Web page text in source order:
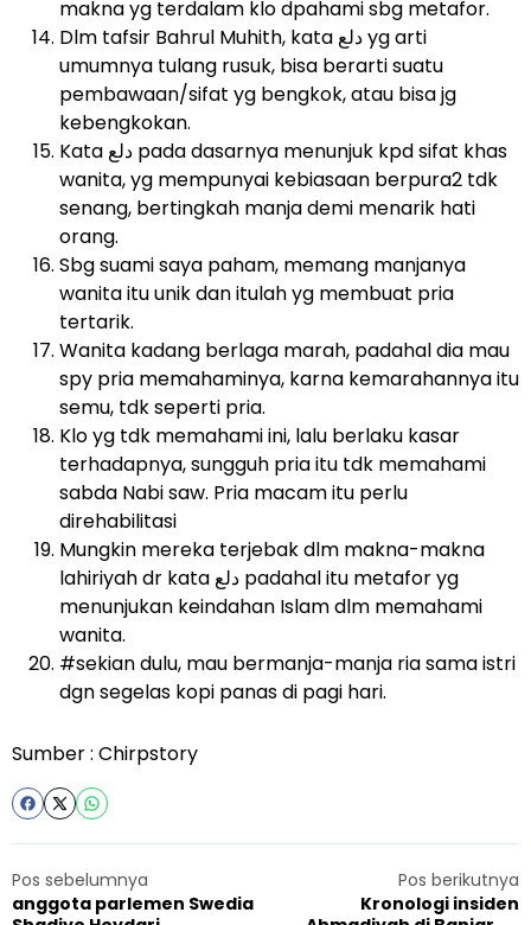
makna yg terdalam klo dpahami sbg metafor.
Dlm tafsir Bahrul Muhith, kata دلع yg arti
umumnya tulang rusuk, bisa berarti suatu
pembawaan/sifat yg bengkok, atau bisa jg
kebengkokan.
Kata دلع pada dasarnya menunjuk kpd sifat khas
wanita, yg mempunyai kebiasaan berpura2 tdk
senang, bertingkah manja demi menarik hati
orang.
Sbg suami saya paham, memang manjanya
wanita itu unik dan itulah yg membuat pria
tertarik.
Wanita kadang berlaga marah, padahal dia mau
spy pria memahaminya, karna kemarahannya itu
semu, tdk seperti pria.
Klo yg tdk memahami ini, lalu berlaku kasar
terhadapnya, sungguh pria itu tdk memahami
sabda Nabi saw. Pria macam itu perlu
direhabilitasi
Mungkin mereka terjebak dlm makna-makna
lahiriyah dr kata دلع padahal itu metafor yg
menunjukan keindahan Islam dlm memahami
wanita.
#sekian dulu, mau bermanja-manja ria sama istri
dgn segelas kopi panas di pagi hari.
Sumber : Chirpstory
Pos sebelumnya
anggota parlemen Swedia
Pos berikutnya
Kronologi insiden